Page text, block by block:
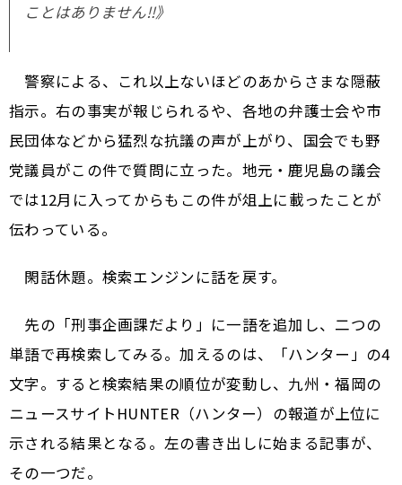
ことはありません‼》
警察による、これ以上ないほどのあからさまな隠蔽
指示。右の事実が報じられるや、各地の弁護士会や市
民団体などから猛烈な抗議の声が上がり、国会でも野
党議員がこの件で質問に立った。地元・鹿児島の議会
では12月に入ってからもこの件が俎上に載ったことが
伝わっている。
閑話休題。検索エンジンに話を戻す。
先の「刑事企画課だより」に一語を追加し、二つの
単語で再検索してみる。加えるのは、「ハンター」の4
文字。すると検索結果の順位が変動し、九州・福岡の
ニュースサイトHUNTER（ハンター）の報道が上位に
示される結果となる。左の書き出しに始まる記事が、
その一つだ。